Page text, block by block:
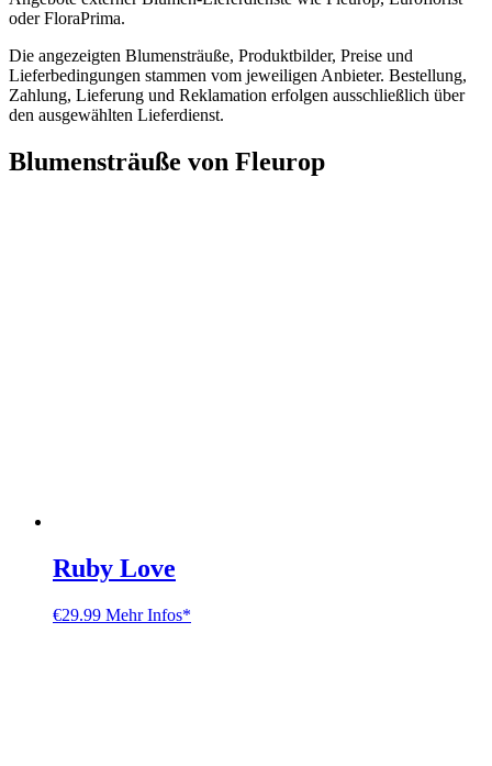
oder FloraPrima.
Die angezeigten Blumensträuße, Produktbilder, Preise und
Lieferbedingungen stammen vom jeweiligen Anbieter. Bestellung,
Zahlung, Lieferung und Reklamation erfolgen ausschließlich über
den ausgewählten Lieferdienst.
Blumensträuße von Fleurop
Ruby Love
€29.99 Mehr Infos*